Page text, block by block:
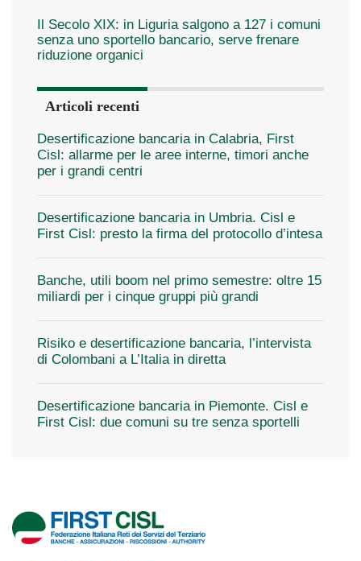
Il Secolo XIX: in Liguria salgono a 127 i comuni
senza uno sportello bancario, serve frenare
riduzione organici
Articoli recenti
Desertificazione bancaria in Calabria, First
Cisl: allarme per le aree interne, timori anche
per i grandi centri
Desertificazione bancaria in Umbria. Cisl e
First Cisl: presto la firma del protocollo d’intesa
Banche, utili boom nel primo semestre: oltre 15
miliardi per i cinque gruppi più grandi
Risiko e desertificazione bancaria, l’intervista
di Colombani a L’Italia in diretta
Desertificazione bancaria in Piemonte. Cisl e
First Cisl: due comuni su tre senza sportelli